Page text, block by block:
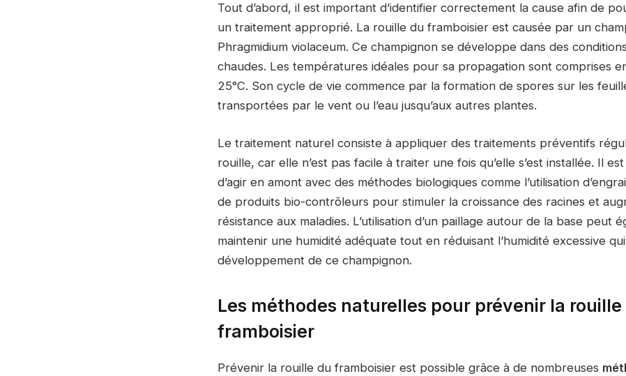
Tout d’abord, il est important d’identifier correctement la cause afin de
un traitement approprié. La rouille du framboisier est causée par un
Phragmidium violaceum. Ce champignon se développe dans des
chaudes. Les températures idéales pour sa propagation sont comprises
25°C. Son cycle de vie commence par la formation de spores sur les
transportées par le vent ou l’eau jusqu’aux autres plantes.
Le traitement naturel consiste à appliquer des traitements préventifs
rouille, car elle n’est pas facile à traiter une fois qu’elle s’est installée. Il
d’agir en amont avec des méthodes biologiques comme l’utilisation
de produits bio-contrôleurs pour stimuler la croissance des racines et
résistance aux maladies. L’utilisation d’un paillage autour de la base peut
maintenir une humidité adéquate tout en réduisant l’humidité excessive
développement de ce champignon.
Les méthodes naturelles pour prévenir la rouille
framboisier
Prévenir la rouille du framboisier est possible grâce à de nombreuses